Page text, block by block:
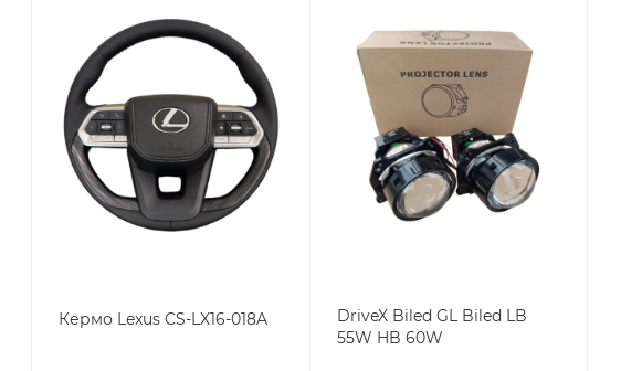
Кермо Lexus CS-LX16-018A
DriveX Biled GL Biled LB
55W HB 60W